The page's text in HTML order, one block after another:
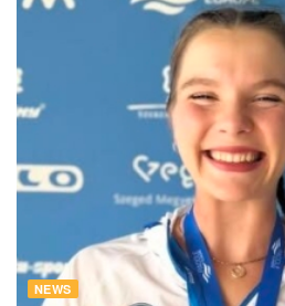
NEWS